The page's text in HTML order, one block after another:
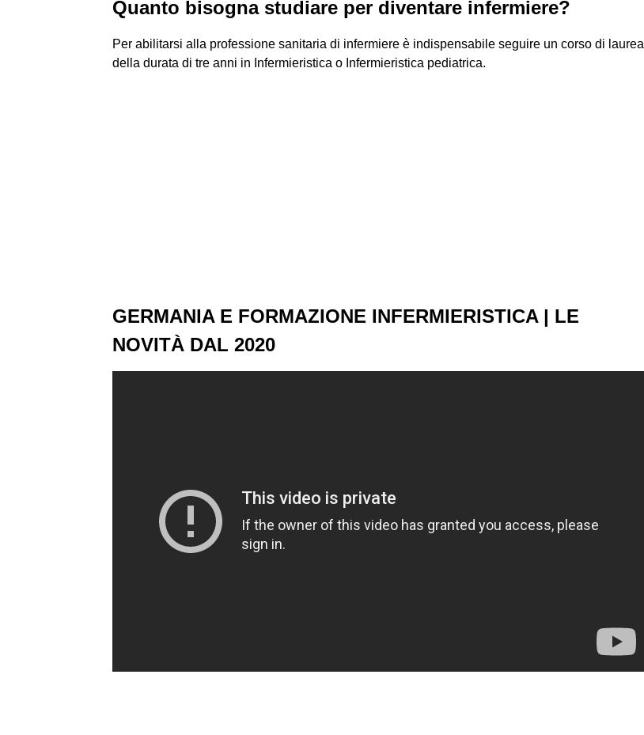
Quanto bisogna studiare per diventare infermiere?
Per abilitarsi alla professione sanitaria di infermiere è indispensabile seguire un corso di laurea
della durata di tre anni in Infermieristica o Infermieristica pediatrica.
GERMANIA E FORMAZIONE INFERMIERISTICA | LE
NOVITÀ DAL 2020